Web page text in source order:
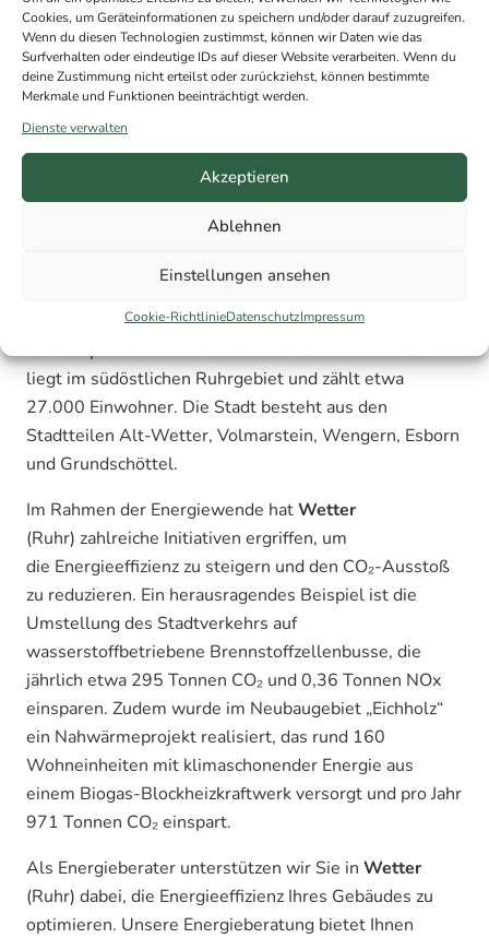
Cookies, um Geräteinformationen zu speichern und/oder darauf zuzugreifen.
Wenn du diesen Technologien zustimmst, können wir Daten wie das
Surfverhalten oder eindeutige IDs auf dieser Website verarbeiten. Wenn du
deine Zustimmung nicht erteilst oder zurückziehst, können bestimmte
Merkmale und Funktionen beeinträchtigt werden.
Dienste verwalten
Akzeptieren
Ablehnen
Einstellungen ansehen
Cookie-RichtlinieDatenschutzImpressum
ENERGIEBERATUNG ANFORDERN
(Ruhr) ist eine mittlere kreisangehörige Stadt
im Ennepe-Ruhr-Kreis in Nordrhein-Westfalen. Sie
liegt im südöstlichen Ruhrgebiet und zählt etwa
27.000 Einwohner. Die Stadt besteht aus den
Stadtteilen Alt-Wetter, Volmarstein, Wengern, Esborn
und Grundschöttel.
Im Rahmen der Energiewende hatWetter
(Ruhr) zahlreiche Initiativen ergriffen, um
die Energieeffizienz zu steigern und den CO₂-Ausstoß
zu reduzieren. Ein herausragendes Beispiel ist die
Umstellung des Stadtverkehrs auf
wasserstoffbetriebene Brennstoffzellenbusse, die
jährlich etwa 295 Tonnen CO₂ und 0,36 Tonnen NOx
einsparen. Zudem wurde im Neubaugebiet „Eichholz“
ein Nahwärmeprojekt realisiert, das rund 160
Wohneinheiten mit klimaschonender Energie aus
einem Biogas-Blockheizkraftwerk versorgt und pro Jahr
971 Tonnen CO₂ einspart.
Als Energieberater unterstützen wir Sie in Wetter
(Ruhr) dabei, die Energieeffizienz Ihres Gebäudes zu
optimieren. Unsere Energieberatung bietet Ihnen